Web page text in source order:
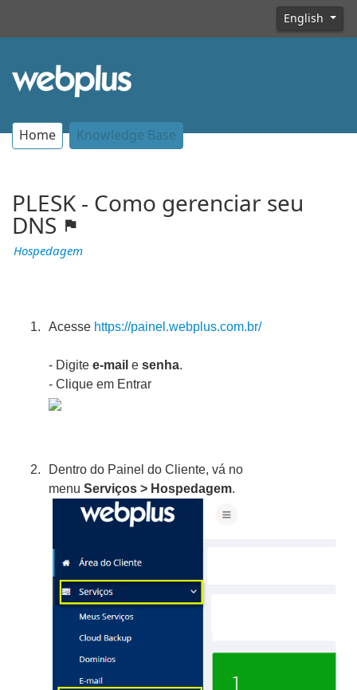
English
Home Knowledge Base
PLESK - Como gerenciar seu
DNS
Hospedagem
Acesse https://painel.webplus.com.br/
- Digitee-mail esenha.
- Clique em Entrar
Dentro do Painel do Cliente, vá no
menuServiços > Hospedagem.